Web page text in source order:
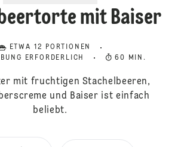
mit Baiser
ETWA 12 PORTIONEN
ERFORDERLICH
60 MIN.
mit fruchtigen Stachelbeeren,
und Baiser ist einfach
beliebt.